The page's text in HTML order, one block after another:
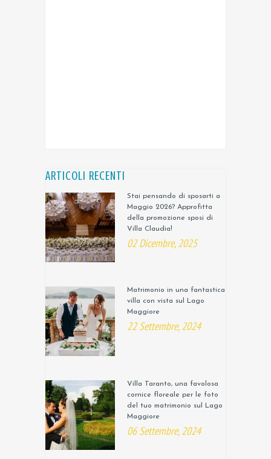
ARTICOLI RECENTI
Stai pensando di sposarti a
Maggio 2026? Approfitta
della promozione sposi di
Villa Claudia!
02 Dicembre, 2025
Matrimonio in una fantastica
villa con vista sul Lago
Maggiore
22 Settembre, 2024
Villa Taranto, una favolosa
cornice floreale per le foto
del tuo matrimonio sul Lago
Maggiore
06 Settembre, 2024